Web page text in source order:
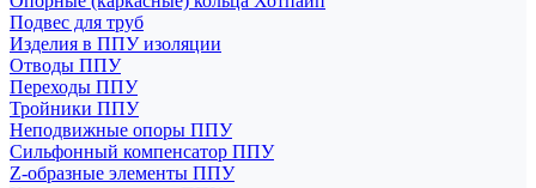
Подвес для труб
Изделия в ППУ изоляции
Отводы ППУ
Переходы ППУ
Тройники ППУ
Неподвижные опоры ППУ
Cильфонный компенсатор ППУ
Z-образные элементы ППУ